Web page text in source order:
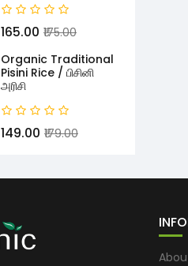
₹165.00 ₹175.00
Organic Traditional
Pisini Rice / பிசினி
அரிசி
₹149.00 ₹179.00